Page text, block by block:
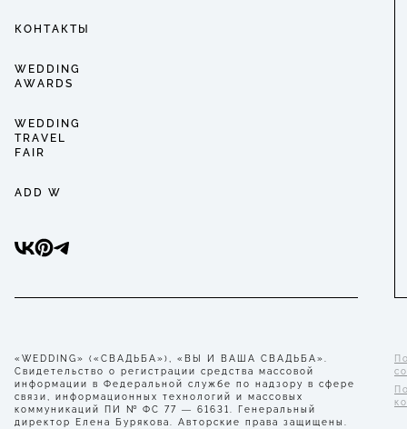
КОНТАКТЫ
WEDDING
AWARDS
WEDDING
TRAVEL
FAIR
ADD W
«WEDDING» («СВАДЬБА»), «ВЫ И ВАША СВАДЬБА».
Свидетельство о регистрации средства массовой
информации в Федеральной службе по надзору в сфере
связи, информационных технологий и массовых
коммуникаций ПИ № ФС 77 — 61631. Генеральный
директор Елена Бурякова. Авторские права защищены.